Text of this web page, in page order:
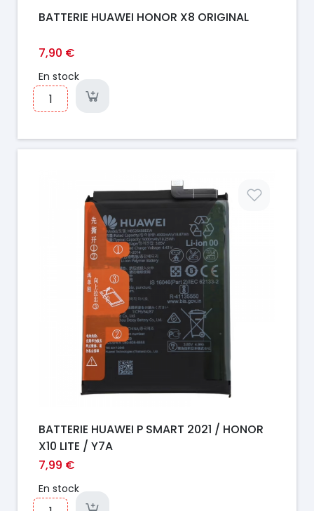
BATTERIE HUAWEI HONOR X8 ORIGINAL
7,90 €
En stock
BATTERIE HUAWEI P SMART 2021 / HONOR
X10 LITE / Y7A
7,99 €
En stock